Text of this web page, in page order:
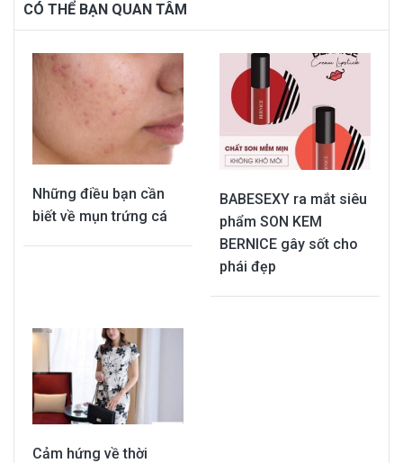
CÓ THỂ BẠN QUAN TÂM
Những điều bạn cần
biết về mụn trứng cá
BABESEXY ra mắt siêu
phẩm SON KEM
BERNICE gây sốt cho
phái đẹp
Cảm hứng về thời